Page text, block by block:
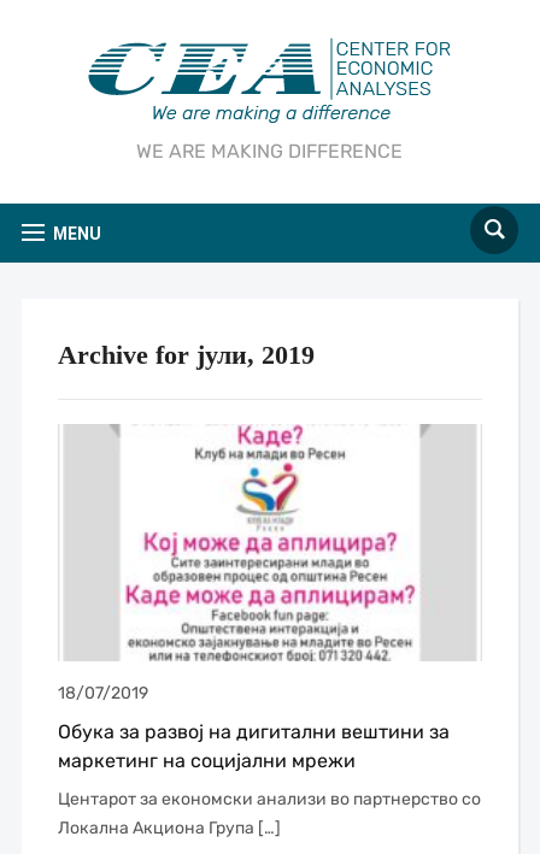
WE ARE MAKING DIFFERENCE
MENU
Archive for јули, 2019
18/07/2019
Обука за развој на дигитални вештини за
маркетинг на социјални мрежи
Центарот за економски анализи во партнерство со
Локална Акциона Група […]